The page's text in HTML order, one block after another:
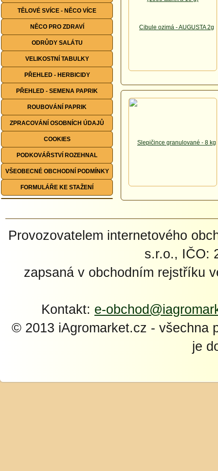
TĚLOVÉ SVÍCE - NĚCO VÍCE
NĚCO PRO ZDRAVÍ
ODRŮDY SALÁTU
VELIKOSTNÍ TABULKY
PŘEHLED - HERBICIDY
PŘEHLED - SEMENA PAPRIK
ROUBOVÁNÍ PAPRIK
ZPRACOVÁNÍ OSOBNÍCH ÚDAJŮ
COOKIES
PODKOVÁŘSTVÍ ROZEHNAL
VŠEOBECNÉ OBCHODNÍ PODMÍNKY
FORMULÁŘE KE STAŽENÍ
Provozovatelem internetového
s.r.o., IČO:
zapsaná v obchodním rejstříku
Kontakt: e-
© 2013 iAgromarket.cz - všechna
je